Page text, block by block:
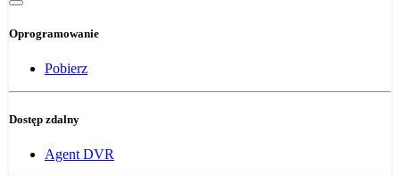
Oprogramowanie
Pobierz
Dostęp zdalny
Agent DVR